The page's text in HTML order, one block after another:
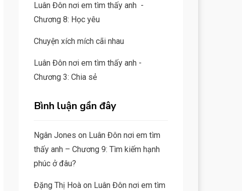
Luân Đôn nơi em tìm thấy anh -
Chương 8: Học yêu
Chuyện xích mích cãi nhau
Luân Đôn nơi em tìm thấy anh -
Chương 3: Chia sẻ
Bình luận gần đây
Ngân Jones on Luân Đôn nơi em tìm
thấy anh – Chương 9: Tìm kiếm hạnh
phúc ở đâu?
Đặng Thị Hoàon Luân Đôn nơi em tìm